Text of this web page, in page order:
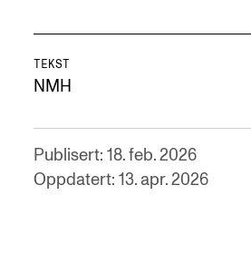
TEKST
NMH
Publisert: 18. feb. 2026
Oppdatert: 13. apr. 2026